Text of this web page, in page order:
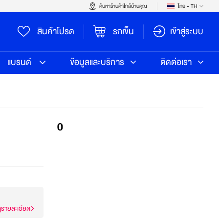
ค้นหาร้านค้าใกล้บ้านคุณ ไทย - TH
สินค้าโปรด รถเข็น เข้าสู่ระบบ
แบรนด์ ข้อมูลและบริการ ติดต่อเรา
ายละเอียด
0